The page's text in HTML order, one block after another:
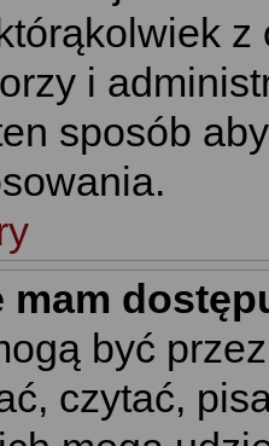
z
i
sposób
mam
być
czytać,